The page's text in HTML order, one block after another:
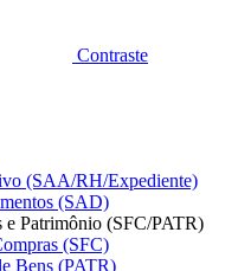
Contraste
(SAA/RH/Expediente)
(SAD)
e Patrimônio (SFC/PATR)
(SFC)
Bens (PATR)